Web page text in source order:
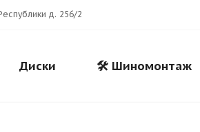
д. 256/2
Диски 🛠️ Шиномонтаж